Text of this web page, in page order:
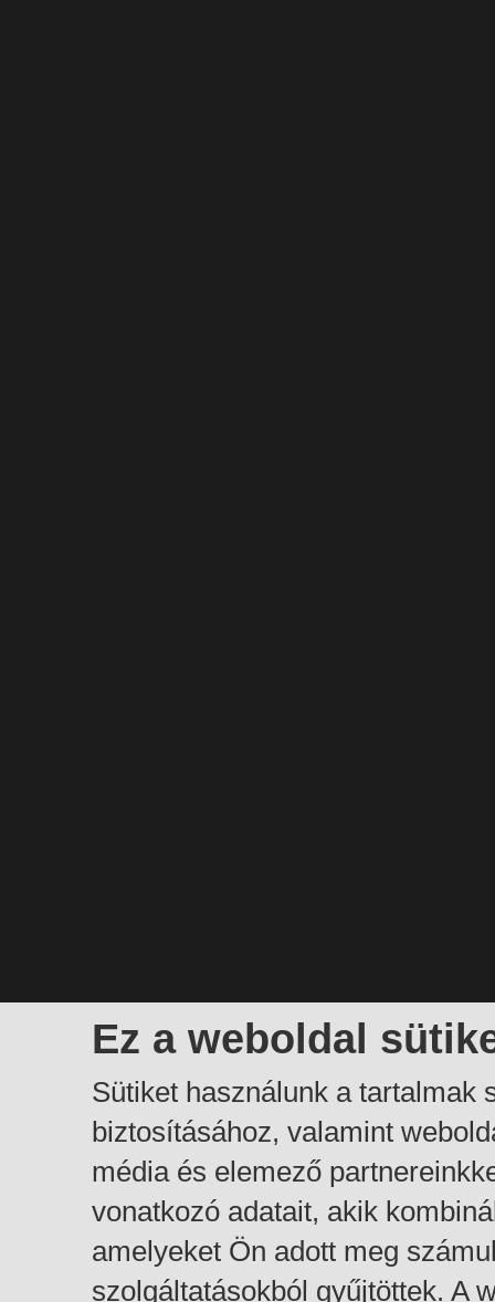
Ez a weboldal
Sütiket használunk a tartalmak
biztosításához, valamint
média és elemező
vonatkozó adatait, akik
amelyeket Ön adott meg
szolgáltatásokból gyűjtöttek. A